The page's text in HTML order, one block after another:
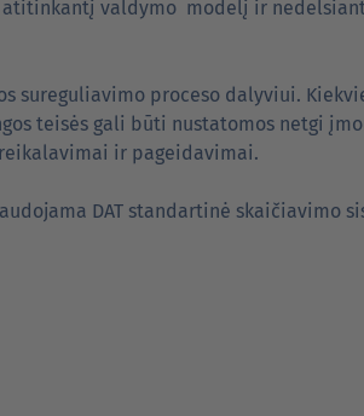
valdymo modelį ir
proceso dalyviui.
teisės gali būti nustatomos netgi
ir pageidavimai.
DAT standartinė skaičiavimo